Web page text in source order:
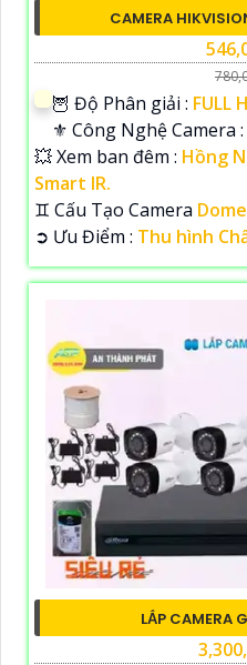
CAMERA
🦉 Độ Phân giải : FULL
⚜️ Công Nghệ Camera :
💥 Xem ban đêm : Hồng
Smart IR.
♊ Cấu Tạo Camera
️➲ Ưu Điểm : Thu hình
LẮP CAMERA